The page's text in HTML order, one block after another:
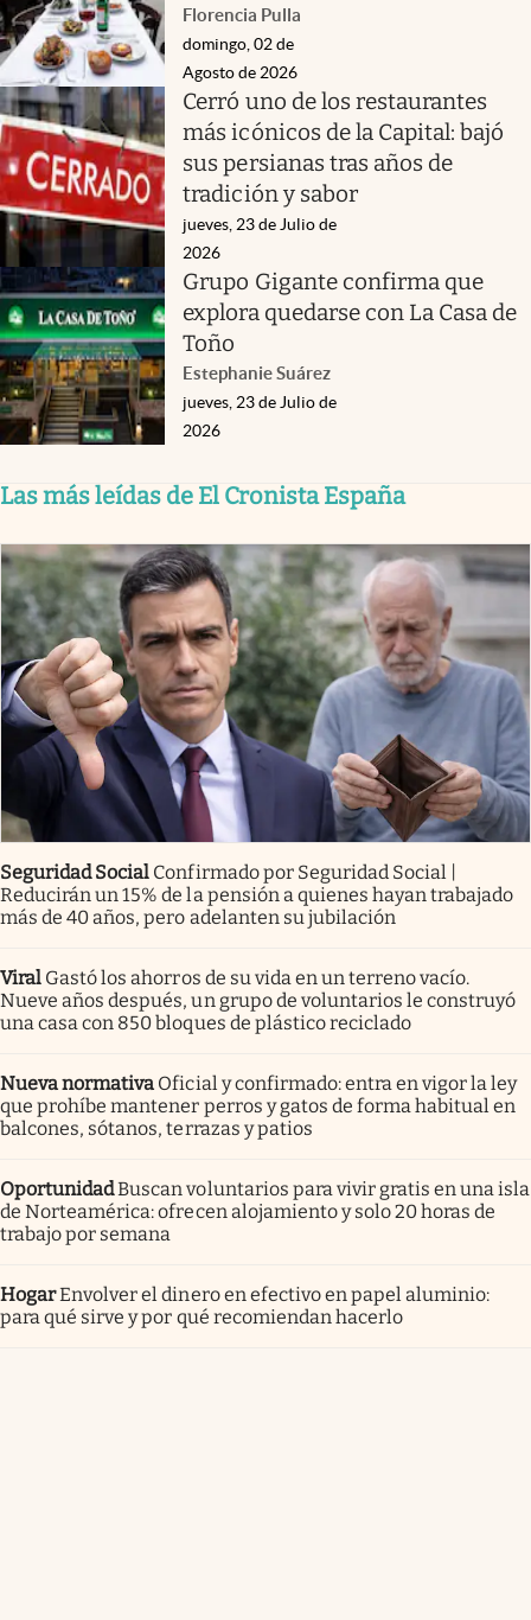
Florencia Pulla
domingo, 02 de
Agosto de 2026
Cerró uno de los restaurantes
más icónicos de la Capital: bajó
sus persianas tras años de
tradición y sabor
jueves, 23 de Julio de
2026
Grupo Gigante confirma que
explora quedarse con La Casa de
Toño
Estephanie Suárez
jueves, 23 de Julio de
2026
Las más leídas de El Cronista España
Seguridad Social Confirmado por Seguridad Social |
Reducirán un 15% de la pensión a quienes hayan trabajado
más de 40 años, pero adelanten su jubilación
Viral Gastó los ahorros de su vida en un terreno vacío.
Nueve años después, un grupo de voluntarios le construyó
una casa con 850 bloques de plástico reciclado
Nueva normativa Oficial y confirmado: entra en vigor la ley
que prohíbe mantener perros y gatos de forma habitual en
balcones, sótanos, terrazas y patios
OportunidadBuscan voluntarios para vivir gratis en una isla
de Norteamérica: ofrecen alojamiento y solo 20 horas de
trabajo por semana
HogarEnvolver el dinero en efectivo en papel aluminio:
para qué sirve y por qué recomiendan hacerlo